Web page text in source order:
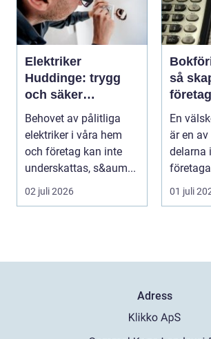
Elektriker
Huddinge: trygg
och säker
elinstallation
Behovet av pålitliga
elektriker i våra hem
och företag kan inte
underskattas, s&aum...
02 juli 2026
så
i
En
är en
delarna
01 juli
Adress